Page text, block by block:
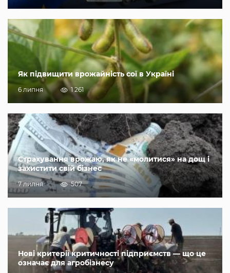
Як підвищити врожайність сої в Україні
6 липня 1 261
Страхування врожаю, як не «молитися» на дощ і
захистити свій бізнес
7 липня 507
Нові критерії критичності підприємств — що це
означає для агробізнесу